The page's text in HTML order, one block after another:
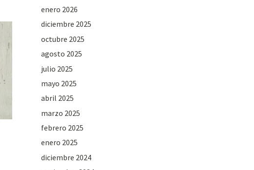
enero 2026
diciembre 2025
octubre 2025
agosto 2025
julio 2025
mayo 2025
abril 2025
marzo 2025
febrero 2025
enero 2025
diciembre 2024